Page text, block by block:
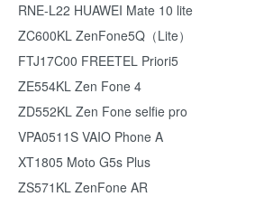
RNE-L22 HUAWEI Mate 10 lite
ZC600KL ZenFone5Q（Lite）
FTJ17C00 FREETEL Priori5
ZE554KL Zen Fone 4
ZD552KL Zen Fone selfie pro
VPA0511S VAIO Phone A
XT1805 Moto G5s Plus
ZS571KL ZenFone AR